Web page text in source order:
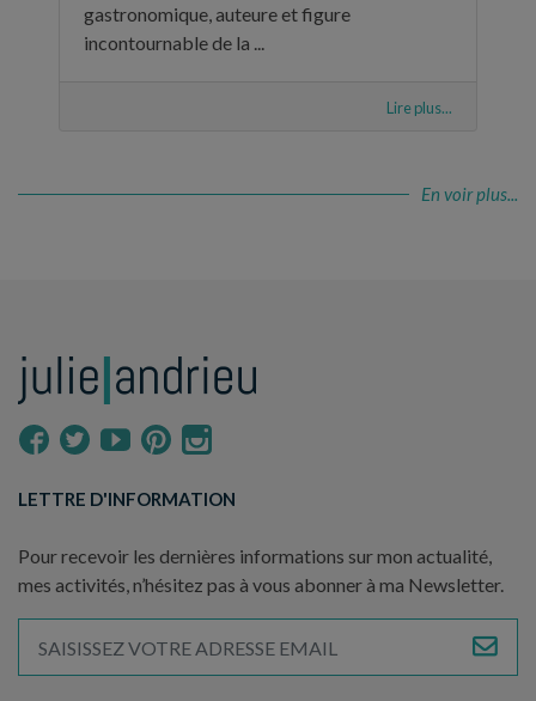
gastronomique, auteure et figure
incontournable de la ...
Lire plus...
En voir plus...
LETTRE D'INFORMATION
Pour recevoir les dernières informations sur mon actualité,
mes activités, n’hésitez pas à vous abonner à ma Newsletter.